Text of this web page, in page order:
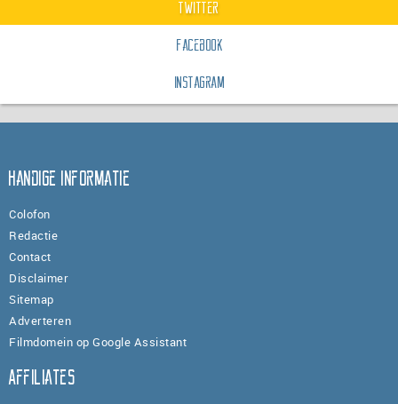
Twitter
Facebook
Instagram
Handige informatie
Colofon
Redactie
Contact
Disclaimer
Sitemap
Adverteren
Filmdomein op Google Assistant
Affiliates